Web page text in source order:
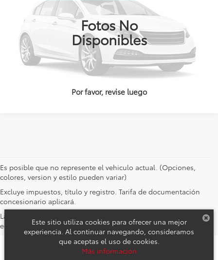
Fotos No
Disponibles
Por favor, revise luego
Disponible
Es posible que no represente el vehiculo actual. (Opciones,
colores, version y estilo pueden variar)
Excluye impuestos, título y registro. Tarifa de documentación
concesionario aplicará.
Las imágenes de stock de vehículos representan solo el nivel de
equipamiento.
Derechos de autor © 2026 por DealerOn Mapa del sitio
Este sitio utiliza cookies para ofrecer una mejor
experiencia. Al continuar navegando, consideramos
que aceptas el uso de cookies.
Más información